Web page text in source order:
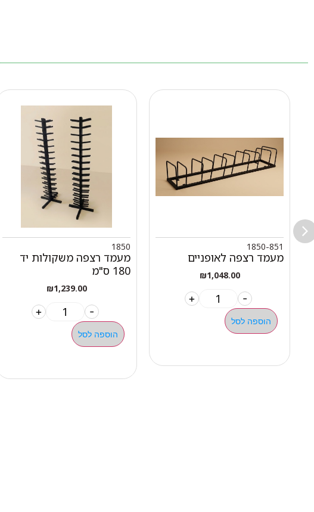
1850-851
מעמד רצפה לאופניים
₪1,048.00
-
+
הוספה לסל
1850
מעמד רצפה משקולות יד
180 ס"מ
₪1,239.00
-
+
הוספה לסל